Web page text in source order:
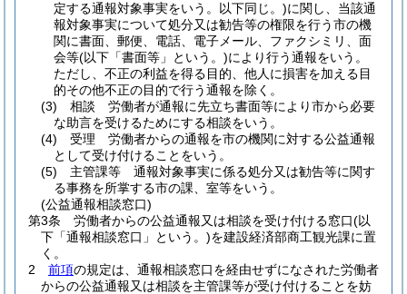
定する通報対象事実をいう。以下同じ。)に関し、当該通
報対象事実について処分又は勧告等の権限を行う市の機
関に書面、郵便、電話、電子メール、ファクシミリ、面
会等(以下「書面等」という。)により行う通報をいう。
ただし、不正の利益を得る目的、他人に損害を加える目
的その他不正の目的で行う通報を除く。
(3)
相談 労働者が通報に先立ち書面等により市から必要
な助言を受けるためにする相談をいう。
(4)
受理 労働者からの通報を市の機関に対する公益通報
として受け付けることをいう。
(5)
主管課等 通報対象事実に係る処分又は勧告等に関す
る事務を所掌する市の課、室等をいう。
(公益通報相談窓口)
第3条
労働者からの公益通報又は相談を受け付ける窓口(以
下「通報相談窓口」という。)を建設経済部商工観光課に置
く。
2
前項の規定は、通報相談窓口を経由せずになされた労働者
からの公益通報又は相談を主管課等が受け付けることを妨